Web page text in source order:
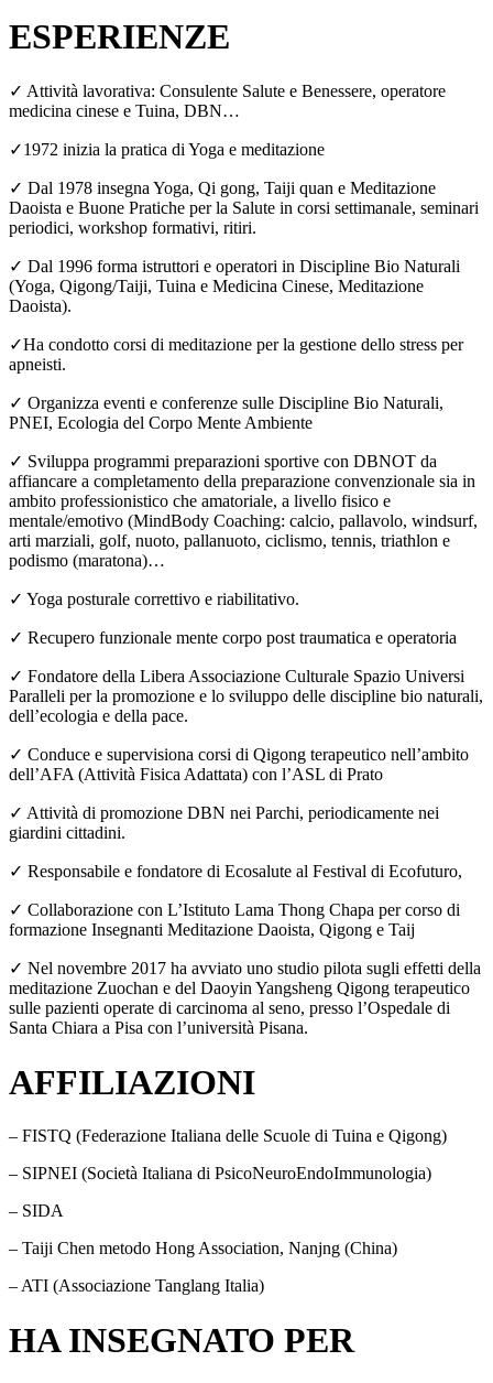
ESPERIENZE
✓ Attività lavorativa: Consulente Salute e Benessere, operatore
medicina cinese e Tuina, DBN…
✓1972 inizia la pratica di Yoga e meditazione
✓ Dal 1978 insegna Yoga, Qi gong, Taiji quan e Meditazione
Daoista e Buone Pratiche per la Salute in corsi settimanale, seminari
periodici, workshop formativi, ritiri.
✓ Dal 1996 forma istruttori e operatori in Discipline Bio Naturali
(Yoga, Qigong/Taiji, Tuina e Medicina Cinese, Meditazione
Daoista).
✓Ha condotto corsi di meditazione per la gestione dello stress per
apneisti.
✓ Organizza eventi e conferenze sulle Discipline Bio Naturali,
PNEI, Ecologia del Corpo Mente Ambiente
✓ Sviluppa programmi preparazioni sportive con DBNOT da
affiancare a completamento della preparazione convenzionale sia in
ambito professionistico che amatoriale, a livello fisico e
mentale/emotivo (MindBody Coaching: calcio, pallavolo, windsurf,
arti marziali, golf, nuoto, pallanuoto, ciclismo, tennis, triathlon e
podismo (maratona)…
✓ Yoga posturale correttivo e riabilitativo.
✓ Recupero funzionale mente corpo post traumatica e operatoria
✓ Fondatore della Libera Associazione Culturale Spazio Universi
Paralleli per la promozione e lo sviluppo delle discipline bio naturali,
dell’ecologia e della pace.
✓ Conduce e supervisiona corsi di Qigong terapeutico nell’ambito
dell’AFA (Attività Fisica Adattata) con l’ASL di Prato
✓ Attività di promozione DBN nei Parchi, periodicamente nei
giardini cittadini.
✓ Responsabile e fondatore di Ecosalute al Festival di Ecofuturo,
✓ Collaborazione con L’Istituto Lama Thong Chapa per corso di
formazione Insegnanti Meditazione Daoista, Qigong e Taij
✓ Nel novembre 2017 ha avviato uno studio pilota sugli effetti della
meditazione Zuochan e del Daoyin Yangsheng Qigong terapeutico
sulle pazienti operate di carcinoma al seno, presso l’Ospedale di
Santa Chiara a Pisa con l’università Pisana.
AFFILIAZIONI
– FISTQ (Federazione Italiana delle Scuole di Tuina e Qigong)
– SIPNEI (Società Italiana di PsicoNeuroEndoImmunologia)
– SIDA
– Taiji Chen metodo Hong Association, Nanjng (China)
– ATI (Associazione Tanglang Italia)
HA INSEGNATO PER